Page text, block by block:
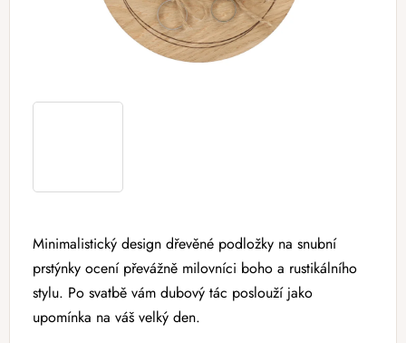
Minimalistický design dřevěné podložky na snubní
prstýnky ocení převážně milovníci boho a rustikálního
stylu. Po svatbě vám dubový tác poslouží jako
upomínka na váš velký den.